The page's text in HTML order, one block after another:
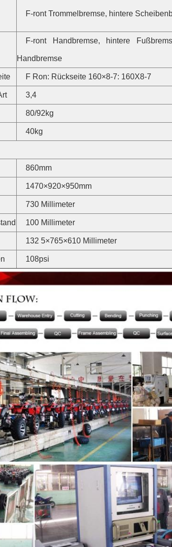
F-ront Trommelbremse, hintere
F-ront Handbremse, hintere
Handbremse
F Ron: Rückseite 160×8-7: 160X8-7
3,4
80/92kg
40kg
860mm
1470×920×950mm
730 Millimeter
100 Millimeter
132 5×765×610 Millimeter
108psi